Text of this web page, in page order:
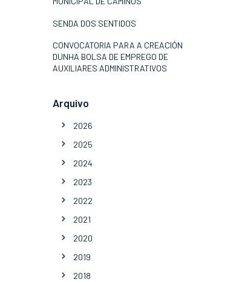
SENDA DOS SENTIDOS
CONVOCATORIA PARA A CREACIÓN
DUNHA BOLSA DE EMPREGO DE
AUXILIARES ADMINISTRATIVOS
Arquivo
2026
2025
2024
2023
2022
2021
2020
2019
2018